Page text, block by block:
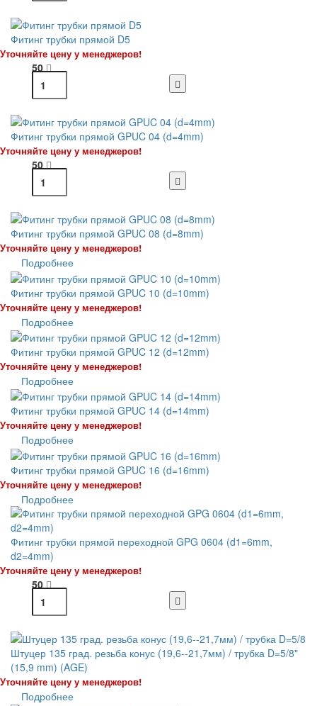
Фитинг трубки прямой D5
Уточняйте цену у менеджеров!
50
Фитинг трубки прямой GPUC 04 (d=4mm)
Уточняйте цену у менеджеров!
50
Фитинг трубки прямой GPUC 08 (d=8mm)
Уточняйте цену у менеджеров!
Подробнее
Фитинг трубки прямой GPUC 10 (d=10mm)
Уточняйте цену у менеджеров!
Подробнее
Фитинг трубки прямой GPUC 12 (d=12mm)
Уточняйте цену у менеджеров!
Подробнее
Фитинг трубки прямой GPUC 14 (d=14mm)
Уточняйте цену у менеджеров!
Подробнее
Фитинг трубки прямой GPUC 16 (d=16mm)
Уточняйте цену у менеджеров!
Подробнее
Фитинг трубки прямой переходной GPG 0604 (d1=6mm,
d2=4mm)
Уточняйте цену у менеджеров!
50
Штуцер 135 град. резьба конус (19,6--21,7мм) / трубка D=5/8"
(15,9 mm) (AGE)
Уточняйте цену у менеджеров!
Подробнее